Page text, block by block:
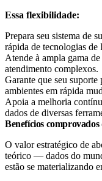
Essa flexibilidade:
Prepara seu sistema de
rápida de tecnologias de
Atende à ampla gama
atendimento complexos.
Garante que seu suporte
ambientes em rápida
Apoia a melhoria
dados de diversas
Benefícios
O valor estratégico de
teórico — dados do
estão se materializando